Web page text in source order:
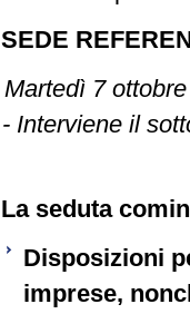
SEDE
Martedì 7
- Interviene il
La seduta
Disposizioni
imprese,